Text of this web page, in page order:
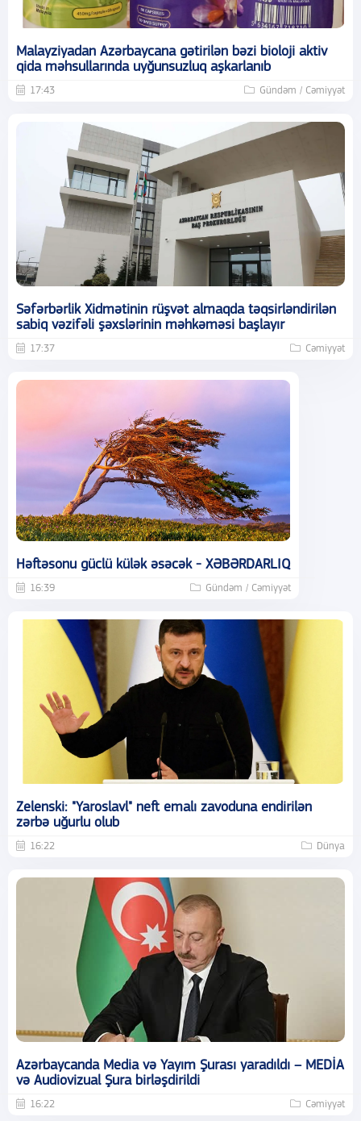
Malayziyadan Azərbaycana gətirilən bəzi bioloji aktiv
qida məhsullarında uyğunsuzluq aşkarlanıb
17:43 Gündəm / Cəmiyyət
Səfərbərlik Xidmətinin rüşvət almaqda təqsirləndirilən
sabiq vəzifəli şəxslərinin məhkəməsi başlayır
17:37 Cəmiyyət
Həftəsonu güclü külək əsəcək - XƏBƏRDARLIQ
16:39 Gündəm / Cəmiyyət
Zelenski: "Yaroslavl" neft emalı zavoduna endirilən
zərbə uğurlu olub
16:22 Dünya
Azərbaycanda Media və Yayım Şurası yaradıldı – MEDİA
və Audiovizual Şura birləşdirildi
16:22 Cəmiyyət